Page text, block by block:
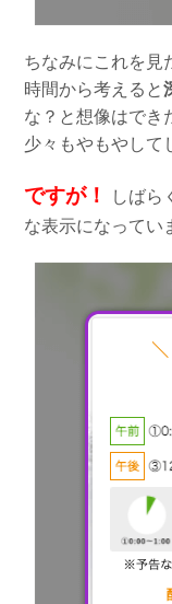
ちなみにこれを見
時間から考えると
な？と想像はでき
少々もやもやして
ですが！
しばら
な表示になってい